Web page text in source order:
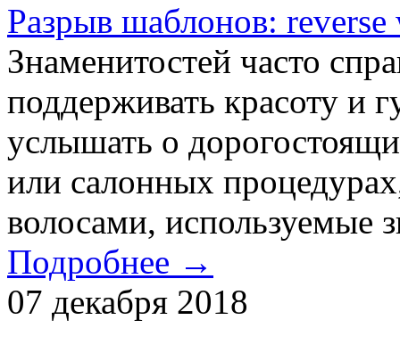
Разрыв шаблонов:
Знаменитостей часто
поддерживать красоту и
услышать о
или салонных
волосами, используемые
Подробнее →
07 декабря 2018